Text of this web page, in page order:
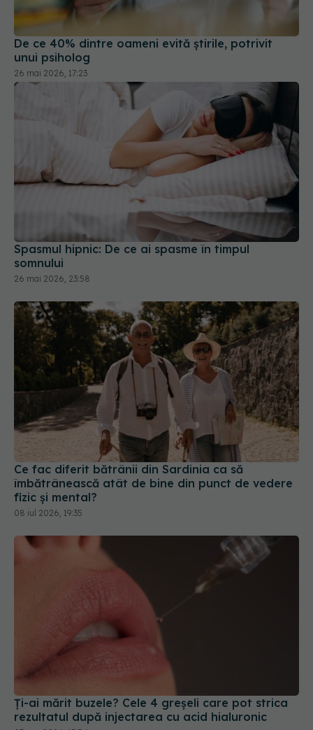
26 mai 2026, 17:23
Spasmul hipnic: De ce ai spasme în timpul
Ce fac diferit bătrânii din Sardinia ca să
îmbătrânească atât de bine din punct de vedere
fizic și mental?
08 iul 2026, 19:35
Ți-ai mărit buzele? Cele 4 greșeli care pot strica
rezultatul după injectarea cu acid hialuronic
07 aug 2026, 13:54